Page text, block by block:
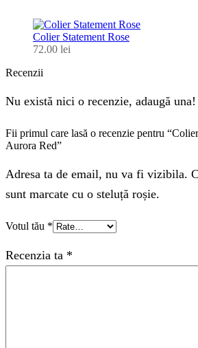
Colier Statement Rose
72.00 lei
Recenzii
Nu există nici o recenzie, adaugă una!
Fii primul care lasă o recenzie pentru
Aurora Red”
Adresa ta de email, nu va fi vizibila.
sunt marcate cu o steluță roșie.
Votul tău *
Recenzia ta *